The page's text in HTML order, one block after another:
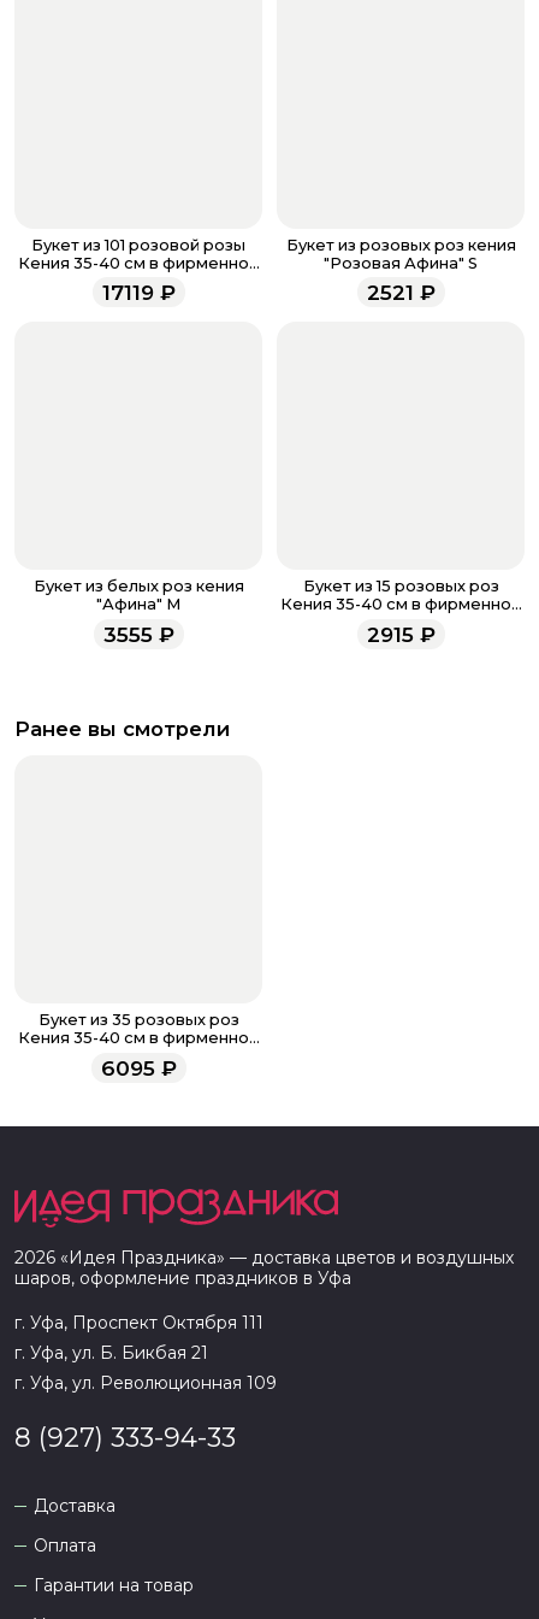
звоните по номеру телефона
напишите WhatsApp
+7 937 333-66-53. Наши
менеджеры работают ежедневно с 9.00 до 23.00 и
всегда рады проконсультировать вас.
Букет из 101 розовой розы
Кения 35-40 см в фирменной
упаковке
17119₽
Букет из розовых роз кения
"Розовая Афина" S
2521 ₽
Букет из белых роз кения
"Афина" M
3555₽
Букет из 15 розовых роз
Кения 35-40 см в фирменной
упаковке
2915₽
Ранее вы смотрели
Букет из 35 розовых роз
Кения 35-40 см в фирменной
упаковке
6095₽
2026 «Идея Праздника» — доставка цветов и воздушных
шаров, оформление праздников в Уфа
г. Уфа, Проспект Октября 111
г. Уфа, ул. Б. Бикбая 21
г. Уфа, ул. Революционная 109
8 (927) 333-94-33
Доставка
Оплата
Гарантии на товар